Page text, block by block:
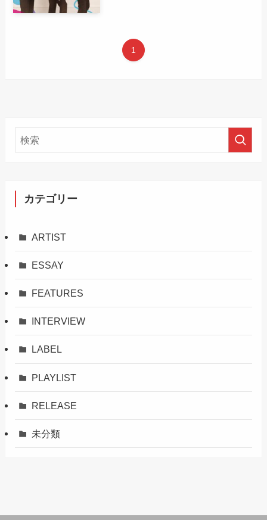
1
カテゴリー
ARTIST
ESSAY
FEATURES
INTERVIEW
LABEL
PLAYLIST
RELEASE
未分類